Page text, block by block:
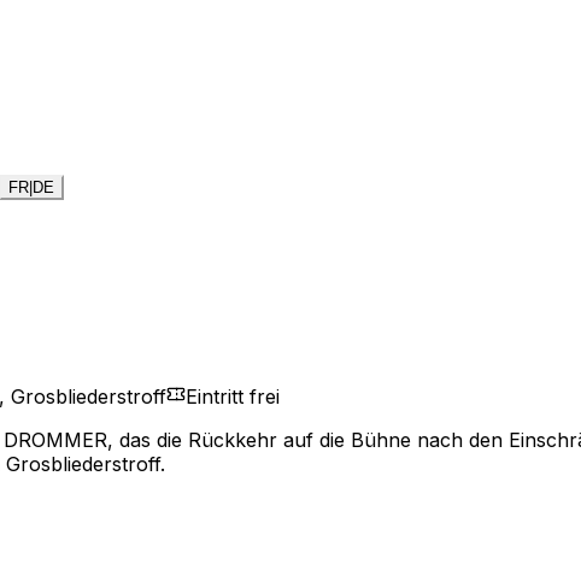
FR DE
Grosbliederstroff
Eintritt frei
das die Rückkehr auf die Bühne nach den